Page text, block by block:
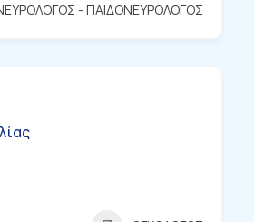
- ΠΑΙΔΟΝΕΥΡΟΛΟΓΟΣ